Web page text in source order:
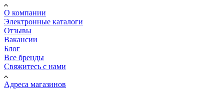
О компании
Электронные каталоги
Отзывы
Вакансии
Блог
Все бренды
Свяжитесь с нами
Адреса магазинов